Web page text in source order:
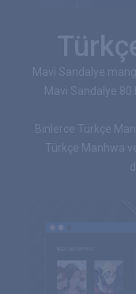
Mavi Sandalye
Mavi Sandalye
Binlerce Türkçe
Türkçe Manhwa